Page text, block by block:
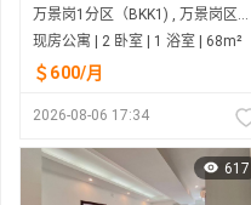
万景岗1分区（BKK1) , 万景岗区（BKK) , 金边市
现房公寓 | 2 卧室 | 1 浴室 | 68m²
＄600/月
2026-08-06 17:34
617